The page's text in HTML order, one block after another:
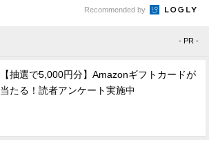
Recommended by
- PR -
【抽選で5,000円分】Amazonギフトカードが
当たる！読者アンケート実施中